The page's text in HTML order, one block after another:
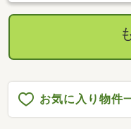
お気に入り物件